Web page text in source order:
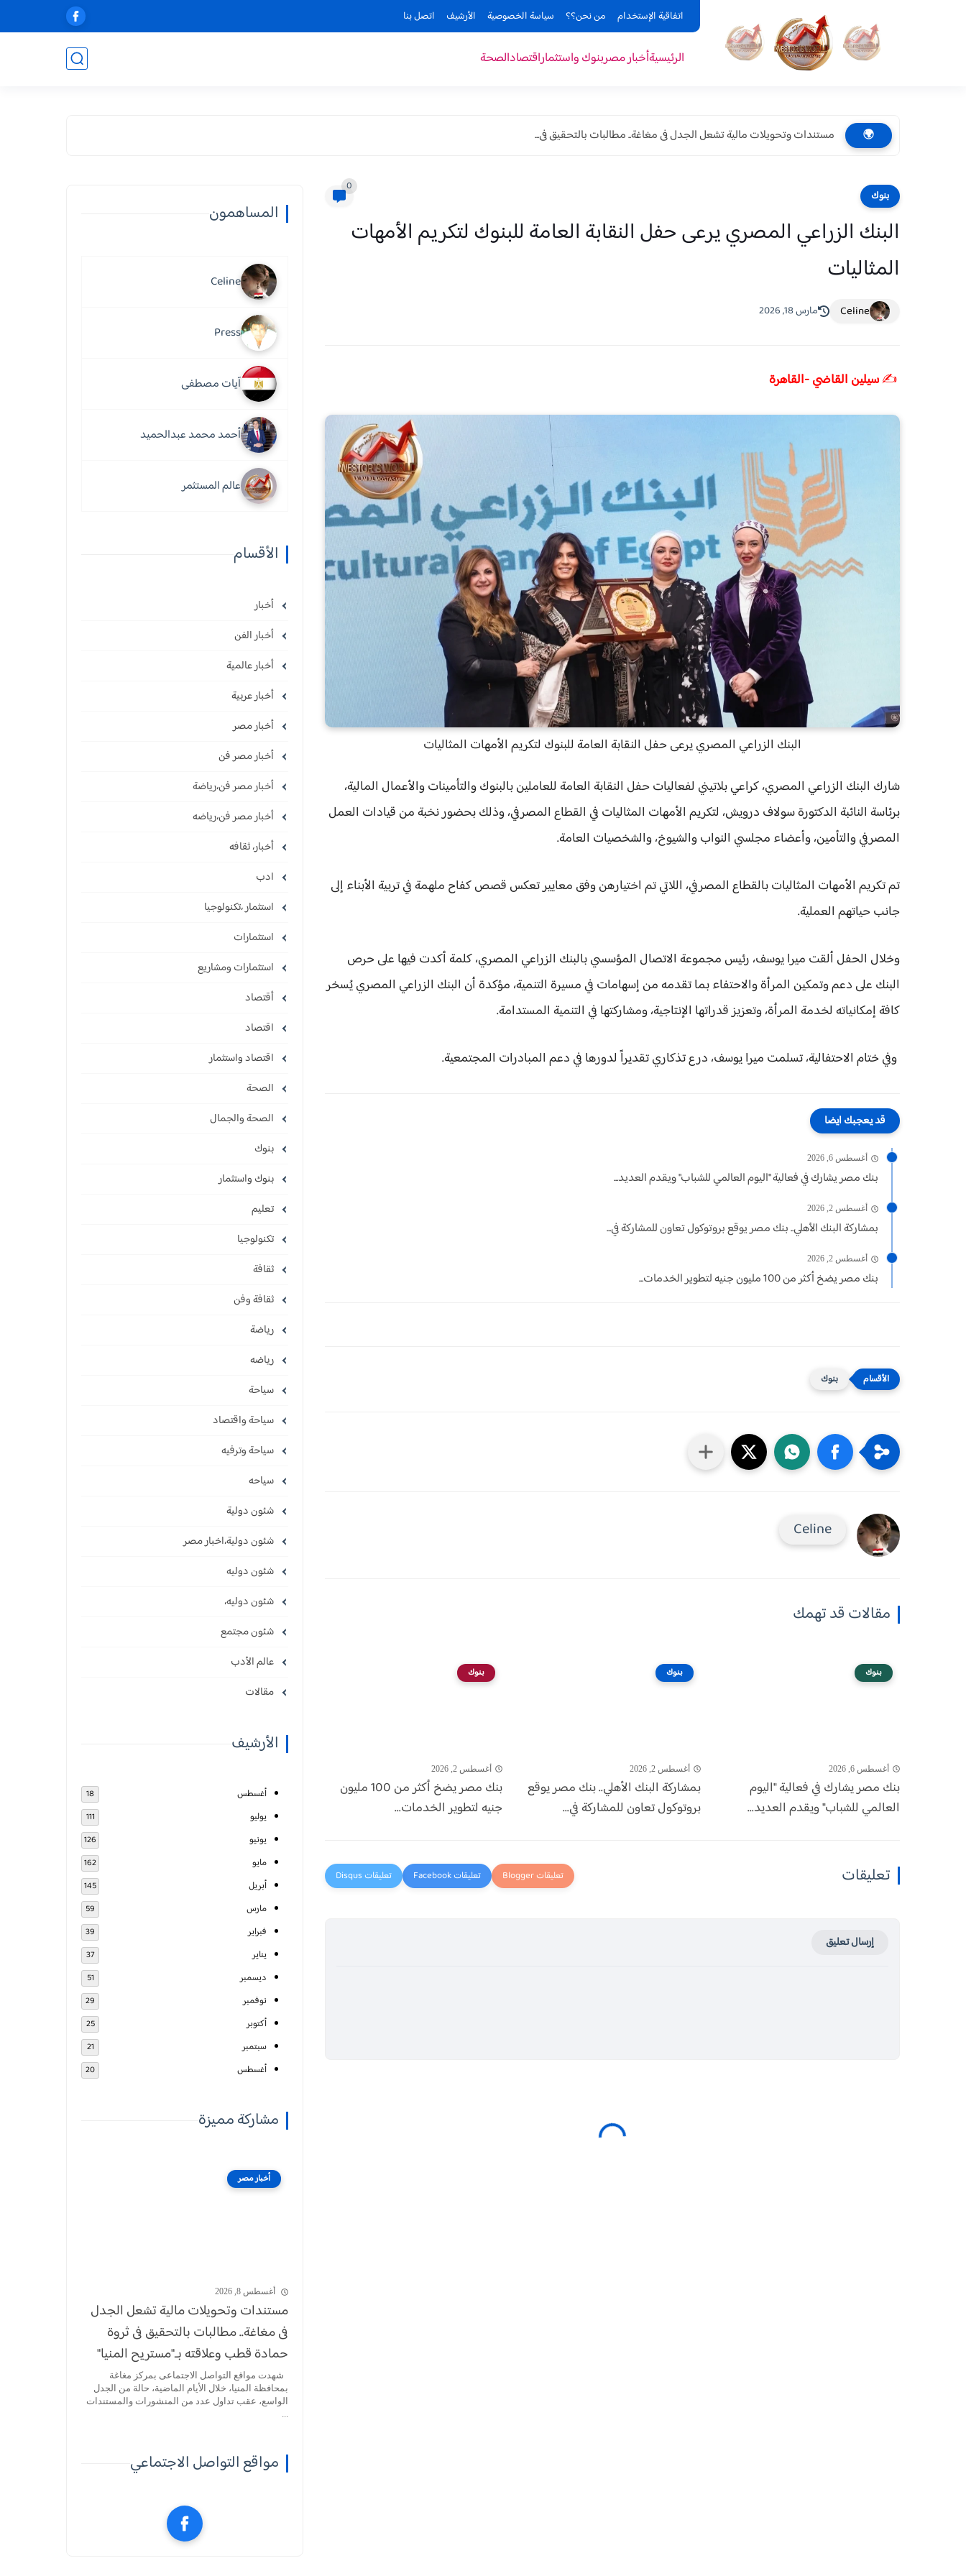
اتفاقية الإستخدام من نحن؟؟ سياسة الخصوصية الأرشيف اتصل بنا
الرئيسيةأخبار مصربنوك واستثماراقتصادالصحة
🌍 مستندات وتحويلات مالية تشعل الجدل فى مغاغة.. مطالبات بالتحقيق فى...
بنوك
0
البنك الزراعي المصري يرعى حفل النقابة العامة للبنوك لتكريم الأمهات
المثاليات
Celine مارس 18, 2026
✍️سيلين القاضي -القاهرة
البنك الزراعي المصري يرعى حفل النقابة العامة للبنوك لتكريم الأمهات المثاليات
شارك البنك الزراعي المصري، كراعي بلاتيني لفعاليات حفل النقابة العامة للعاملين بالبنوك والتأمينات والأعمال المالية،
برئاسة النائبة الدكتورة سولاف درويش، لتكريم الأمهات المثاليات في القطاع المصرفي، وذلك بحضور نخبة من قيادات العمل
المصرفي والتأمين، وأعضاء مجلسي النواب والشيوخ، والشخصيات العامة.
تم تكريم الأمهات المثاليات بالقطاع المصرفي، اللاتي تم اختيارهن وفق معايير تعكس قصص كفاح ملهمة في تربية الأبناء إلى
جانب حياتهم العملية.
وخلال الحفل ألقت ميرا يوسف، رئيس مجموعة الاتصال المؤسسي بالبنك الزراعي المصري، كلمة أكدت فيها على حرص
البنك على دعم وتمكين المرأة والاحتفاء بما تقدمه من إسهامات في مسيرة التنمية، مؤكدة أن البنك الزراعي المصري يُسخر
كافة إمكانياته لخدمة المرأة، وتعزيز قدراتها الإنتاجية، ومشاركتها في التنمية المستدامة.
وفي ختام الاحتفالية، تسلمت ميرا يوسف، درع تذكاري تقديراً لدورها في دعم المبادرات المجتمعية.
قد يعجبك ايضا
أغسطس 6, 2026
بنك مصر يشارك في فعالية "اليوم العالمي للشباب" ويقدم العديد...
أغسطس 2, 2026
بمشاركة البنك الأهلي.. بنك مصر يوقع بروتوكول تعاون للمشاركة في...
أغسطس 2, 2026
بنك مصر يضخ أكثر من 100 مليون جنيه لتطوير الخدمات...
بنوك
Celine
مقالات قد تهمك
بنوك
أغسطس 6, 2026
بنك مصر يشارك في فعالية "اليوم
العالمي للشباب" ويقدم العديد...
بنوك
أغسطس 2, 2026
بمشاركة البنك الأهلي.. بنك مصر يوقع
بروتوكول تعاون للمشاركة في...
بنوك
أغسطس 2, 2026
بنك مصر يضخ أكثر من 100 مليون
جنيه لتطوير الخدمات...
تعليقات
إرسال تعليق
المساهمون
Celine
Press
آيات مصطفى
أحمد محمد عبدالحميد
عالم المستثمر
الأقسام
أخبار
أخبار الفن
أخبار عالمية
أخبار عربية
أخبار مصر
أخبار مصر فن
أخبار مصر فن،رياضة
أخبار مصر فن،رياضه
أخبار، ثقافه
ادب
استثمار ،تكنولوجيا
استثمارات
استثمارات ومشاريع
أقتصاد
اقتصاد
اقتصاد واستثمار
الصحة
الصحة والجمال
بنوك
بنوك واستثمار
تعليم
تكنولوجيا
ثقافة
ثقافة وفن
رياضة
رياضه
سياحة
سياحة واقتصاد
سياحة وترفيه
سياحه
شئون دولية
شئون دولية،اخبار مصر
شئون دوليه
شئون دوليه،
شئون مجتمع
عالم الأدب
مقالات
الأرشيف
أغسطس 18
يوليو 111
يونيو 126
مايو 162
أبريل 145
مارس 59
فبراير 39
يناير 37
ديسمبر 51
نوفمبر 29
أكتوبر 25
سبتمبر 21
أغسطس 20
مشاركة مميزة
أخبار مصر
أغسطس 8, 2026
مستندات وتحويلات مالية تشعل الجدل
فى مغاغة.. مطالبات بالتحقيق فى ثروة
حمادة قطب وعلاقته بـ"مستريح المنيا"
شهدت مواقع التواصل الاجتماعى بمركز مغاغة
بمحافظة المنيا، خلال الأيام الماضية، حالة من الجدل
الواسع، عقب تداول عدد من المنشورات والمستندات
...
مواقع التواصل الاجتماعي